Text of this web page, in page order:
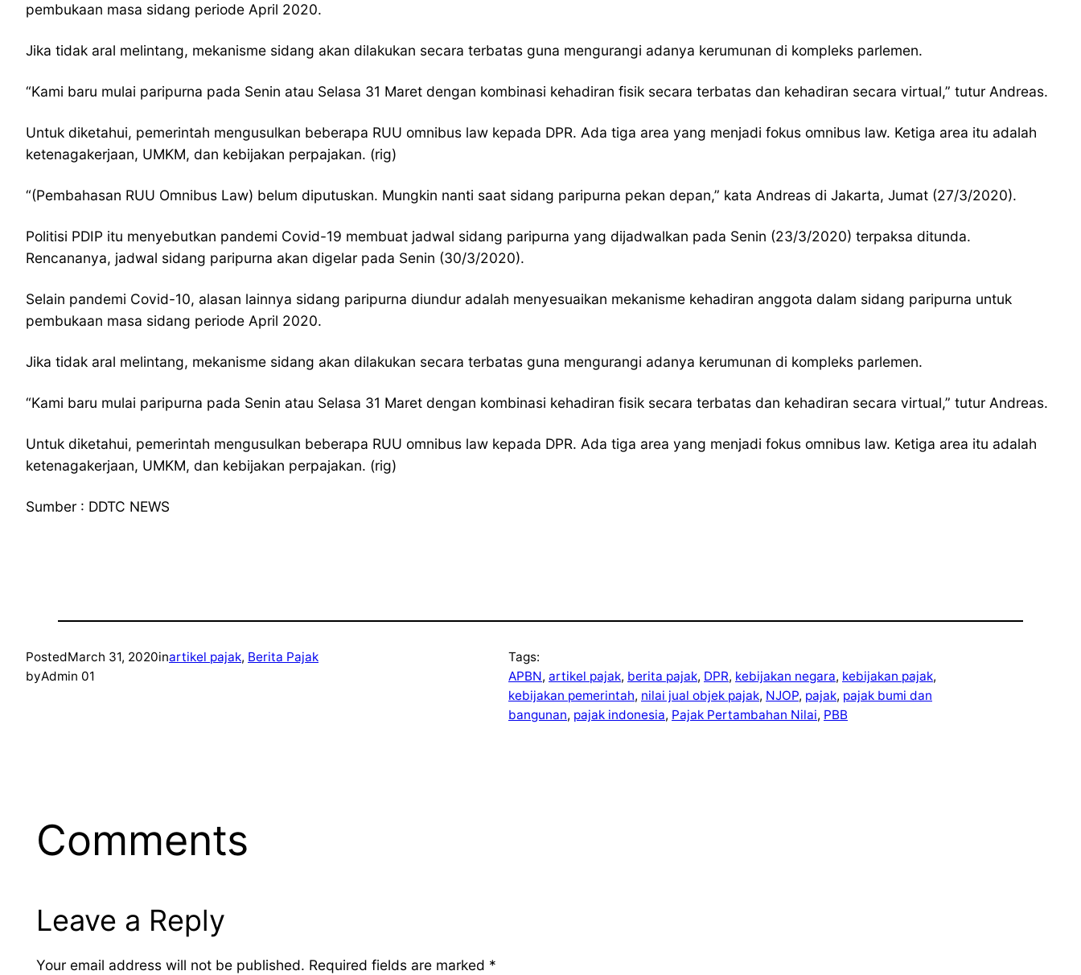
pembukaan masa sidang periode April 2020.
Jika tidak aral melintang, mekanisme sidang akan dilakukan secara terbatas guna mengurangi adanya kerumunan di kompleks parlemen.
“Kami baru mulai paripurna pada Senin atau Selasa 31 Maret dengan kombinasi kehadiran fisik secara terbatas dan kehadiran secara virtual,” tutur Andreas.
Untuk diketahui, pemerintah mengusulkan beberapa RUU omnibus law kepada DPR. Ada tiga area yang menjadi fokus omnibus law. Ketiga area itu adalah
ketenagakerjaan, UMKM, dan kebijakan perpajakan. (rig)
“(Pembahasan RUU Omnibus Law) belum diputuskan. Mungkin nanti saat sidang paripurna pekan depan,” kata Andreas di Jakarta, Jumat (27/3/2020).
Politisi PDIP itu menyebutkan pandemi Covid-19 membuat jadwal sidang paripurna yang dijadwalkan pada Senin (23/3/2020) terpaksa ditunda.
Rencananya, jadwal sidang paripurna akan digelar pada Senin (30/3/2020).
Selain pandemi Covid-10, alasan lainnya sidang paripurna diundur adalah menyesuaikan mekanisme kehadiran anggota dalam sidang paripurna untuk
pembukaan masa sidang periode April 2020.
Jika tidak aral melintang, mekanisme sidang akan dilakukan secara terbatas guna mengurangi adanya kerumunan di kompleks parlemen.
“Kami baru mulai paripurna pada Senin atau Selasa 31 Maret dengan kombinasi kehadiran fisik secara terbatas dan kehadiran secara virtual,” tutur Andreas.
Untuk diketahui, pemerintah mengusulkan beberapa RUU omnibus law kepada DPR. Ada tiga area yang menjadi fokus omnibus law. Ketiga area itu adalah
ketenagakerjaan, UMKM, dan kebijakan perpajakan. (rig)
Sumber : DDTC NEWS
PostedMarch 31, 2020inartikel pajak, Berita Pajak
byAdmin 01
Tags:
APBN, artikel pajak, berita pajak, DPR, kebijakan negara, kebijakan pajak
kebijakan pemerintah, nilai jual objek pajak, NJOP, pajak, pajak bumi dan
bangunan, pajak indonesia, Pajak Pertambahan Nilai, PBB
Comments
Leave a Reply
Your email address will not be published. Required fields are marked *